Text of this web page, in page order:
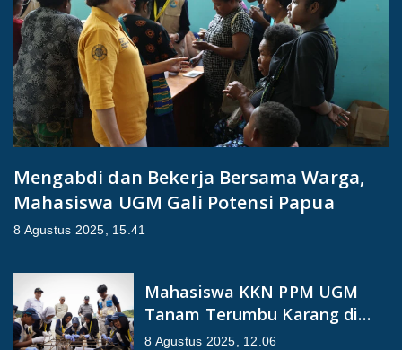
Mengabdi dan Bekerja Bersama Warga,
Mahasiswa UGM Gali Potensi Papua
8 Agustus 2025, 15.41
Mahasiswa KKN PPM UGM
Tanam Terumbu Karang di
Mandeh
8 Agustus 2025, 12.06